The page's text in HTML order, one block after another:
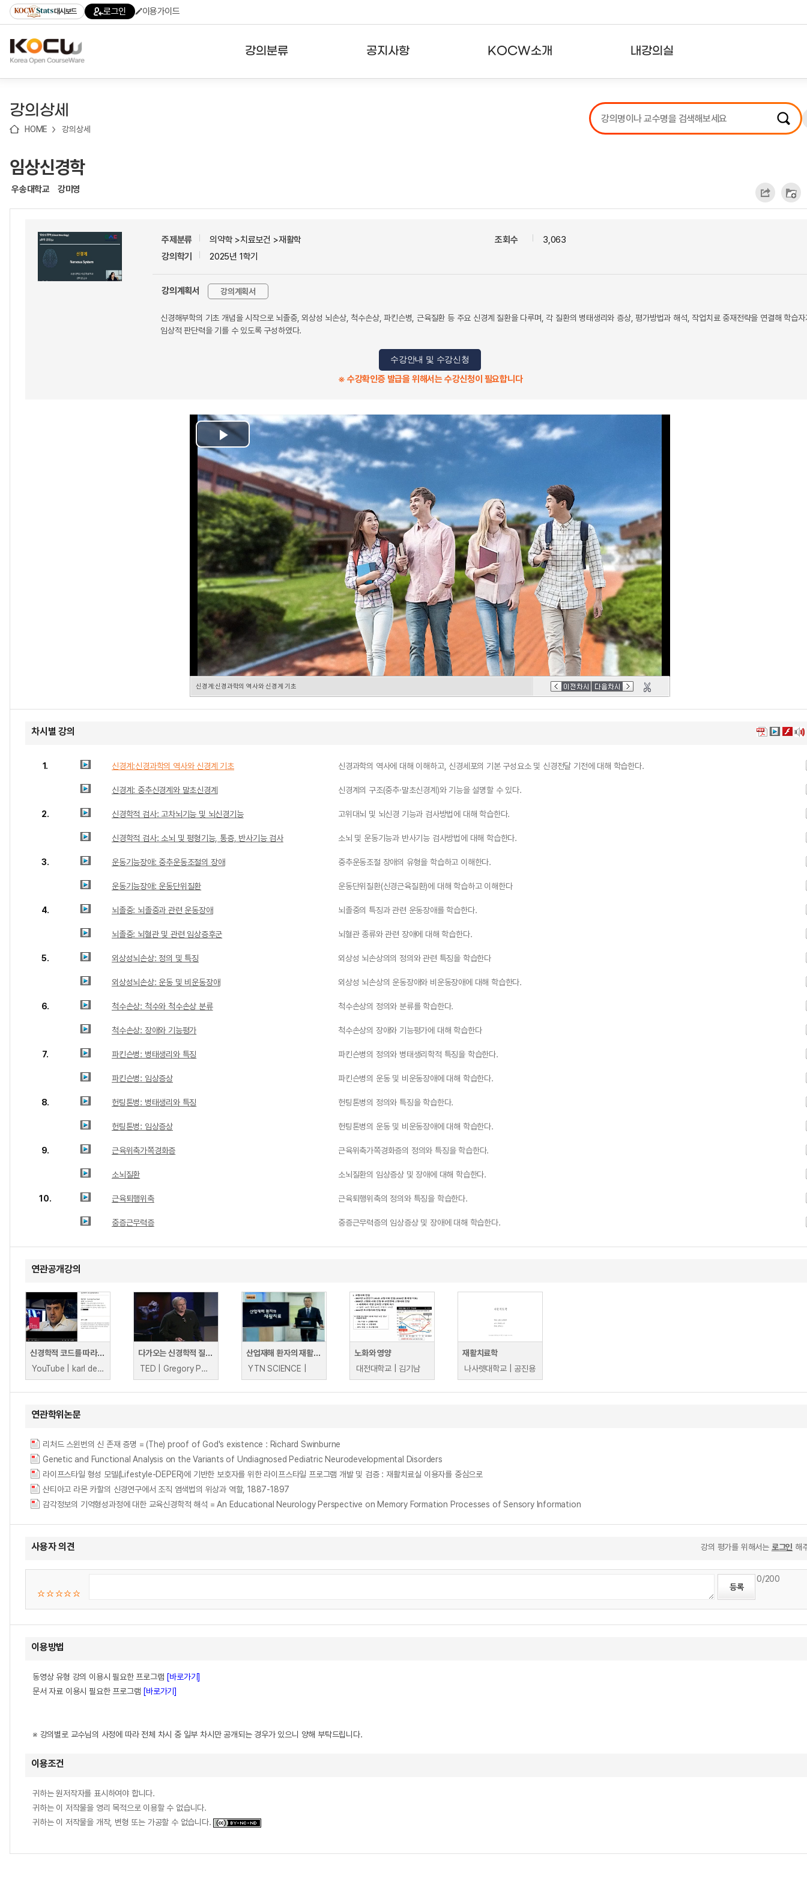
기
기
기
content)
가
대시보드 로그인 이용가이드
강의분류 공지사항 KOCW소개 내강의실
강의리스트
수강확인증강의
강의상세
HOME 강의상세
임상신경학
우송대학교 강미영
주제분류
의약학 >치료보건 >재활학
강의학기
2025년 1학기
조회수 3,063
강의계획서 강의계획서
신경해부학의 기초 개념을 시작으로 뇌졸중, 외상성 뇌손상, 척수손상, 파킨슨병, 근육질환 등 주요 신경계 질환을 다루며, 각 질환의 병태생리와 증상, 평가방법과 해석, 작업치료 중재전략을 연결해 학습자
임상적 판단력을 기를 수 있도록 구성하였다.
수강안내 및 수강신청
※ 수강확인증 발급을 위해서는 수강신청이 필요합니다
Play
Video
신경계:신경과학의 역사와 신경계 기초
차시별 강의
1. 신경계:신경과학의 역사와 신경계 기초 신경과학의 역사에 대해 이해하고, 신경세포의 기본 구성요소 및 신경전달 기전에 대해 학습한다.
신경계: 중추신경계와 말초신경계 신경계의 구조(중추·말초신경계)와 기능을 설명할 수 있다.
2. 신경학적 검사: 고차뇌기능 및 뇌신경기능 고위대뇌 및 뇌신경 기능과 검사방법에 대해 학습한다.
신경학적 검사: 소뇌 및 평형기능, 통증, 반사기능 검사 소뇌 및 운동기능과 반사기능 검사방법에 대해 학습한다.
3. 운동기능장애: 중추운동조절의 장애 중추운동조절 장애의 유형을 학습하고 이해한다.
운동기능장애: 운동단위질환 운동단위질환(신경근육질환)에 대해 학습하고 이해한다
4. 뇌졸중: 뇌졸중과 관련 운동장애 뇌졸중의 특징과 관련 운동장애를 학습한다.
뇌졸중: 뇌혈관 및 관련 임상증후군 뇌혈관 종류와 관련 장애에 대해 학습한다.
5. 외상성뇌손상: 정의 및 특징 외상성 뇌손상의의 정의와 관련 특징을 학습한다
외상성뇌손상: 운동 및 비운동장애 외상성 뇌손상의 운동장애와 비운동장애에 대해 학습한다.
6. 척수손상: 척수와 척수손상 분류 척수손상의 정의와 분류를 학습한다.
척수손상: 장애와 기능평가 척수손상의 장애와 기능평가에 대해 학습한다
7. 파킨슨병: 병태생리와 특징 파킨슨병의 정의와 병태생리학적 특징을 학습한다.
파킨슨병: 임상증상 파킨슨병의 운동 및 비운동장애에 대해 학습한다.
8. 헌팅톤병: 병태생리와 특징 헌팅톤병의 정의와 특징을 학습한다.
헌팅톤병: 임상증상 헌팅톤병의 운동 및 비운동장애에 대해 학습한다.
9. 근육위축가쪽경화증 근육위축가쪽경화증의 정의와 특징을 학습한다.
소뇌질환 소뇌질환의 임상증상 및 장애에 대해 학습한다.
10. 근육퇴행위축 근육퇴행위축의 정의와 특징을 학습한다.
중증근무력증 중증근무력증의 임상증상 및 장애에 대해 학습한다.
연관공개강의
신경학적 코드를 따라가다
YouTube | karl deisseroth
다가오는 신경학적 질병의 창궐에 대하여
TED | Gregory Petsko
산업재해 환자의 재활치료
YTN SCIENCE |
노화와 영양
대전대학교 | 김기남
재활치료학
나사렛대학교 | 공진용
연관학위논문
리처드 스윈번의 신 존재 증명 = (The) proof of God's existence : Richard Swinburne
Genetic and Functional Analysis on the Variants of Undiagnosed Pediatric Neurodevelopmental Disorders
라이프스타일 형성 모델(Lifestyle-DEPER)에 기반한 보호자를 위한 라이프스타일 프로그램 개발 및 검증 : 재활치료실 이용자를 중심으로
산티아고 라몬 카할의 신경연구에서 조직 염색법의 위상과 역할, 1887-1897
감각정보의 기억형성과정에 대한 교육신경학적 해석 = An Educational Neurology Perspective on Memory Formation Processes of Sensory Information
사용자 의견 강의 평가를 위해서는 로그인 해
0/200
이용방법
동영상 유형 강의 이용시 필요한 프로그램 [바로가기]
문서 자료 이용시 필요한 프로그램 [바로가기]
※ 강의별로 교수님의 사정에 따라 전체 차시 중 일부 차시만 공개되는 경우가 있으니 양해 부탁드립니다.
이용조건
귀하는 원저작자를 표시하여야 합니다.
귀하는 이 저작물을 영리 목적으로 이용할 수 없습니다.
귀하는 이 저작물을 개작, 변형 또는 가공할 수 없습니다.